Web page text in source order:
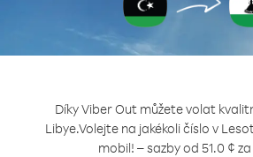
Díky Viber Out můžete volat
Libye.Volejte na jakékoli číslo v
mobil! – sazby od 51.0 ¢